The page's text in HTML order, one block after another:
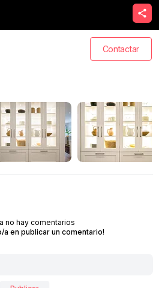
Contactar
no hay comentarios
a en publicar un comentario!